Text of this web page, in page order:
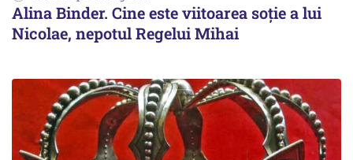
Alina Binder. Cine este viitoarea soție a lui
Nicolae, nepotul Regelui Mihai